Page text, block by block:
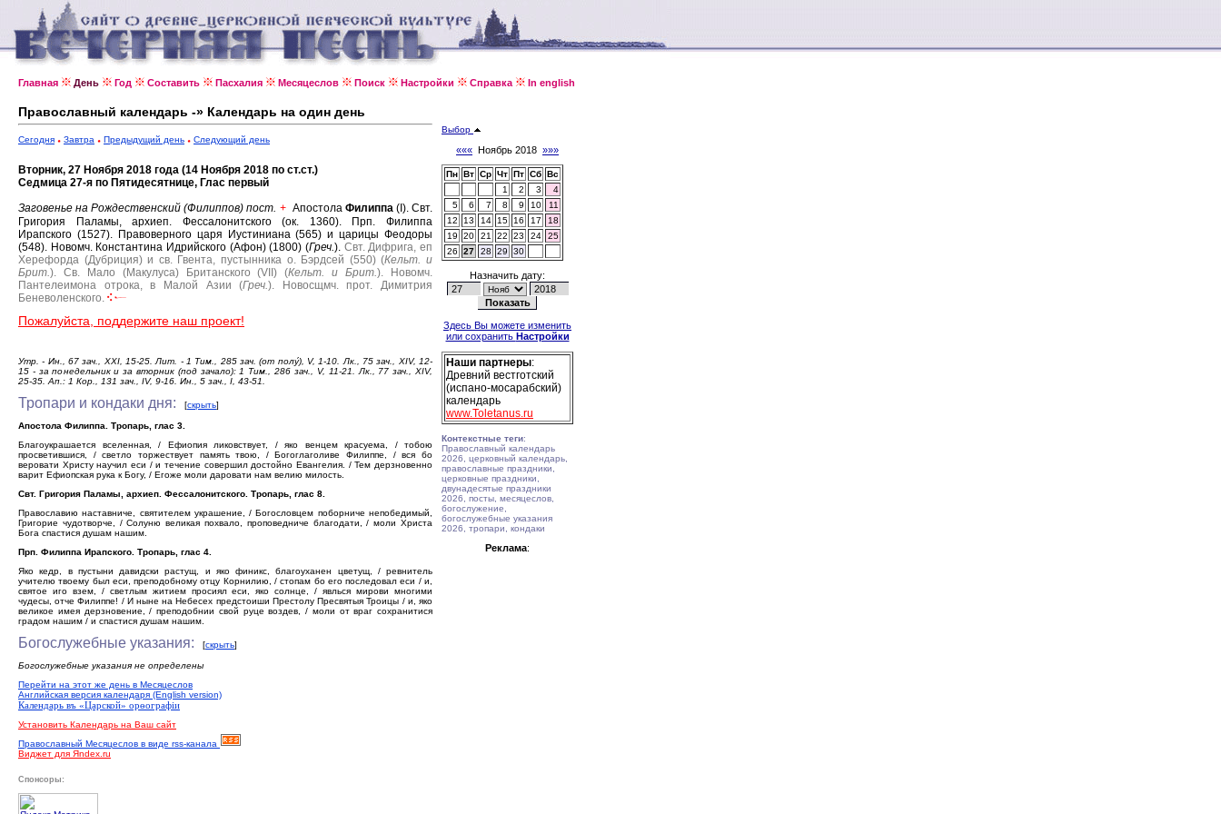
Главная День Год Составить Пасхалия Месяцеслов Поиск Настройки Справка In english
Православный календарь -» Календарь на один день
Сегодня Завтра Предыдущий день Следующий день
Вторник, 27 Ноября 2018 года (14 Ноября 2018 по ст.ст.)
Седмица 27-я по Пятидесятнице, Глас первый
Заговенье на Рождественский (Филиппов) пост. + Апостола Филиппа (I).Свт.
Григория Паламы, архиеп. Фессалонитского (ок. 1360).
Прп. Филиппа
Ирапского (1527). Правоверного царя Иустиниана (565) и царицы Феодоры
(548). Новомч. Константина Идрийского (Афон) (1800) (Греч.). Свт. Дифрига, еп
Херефорда (Дубриция) и св. Гвента, пустынника о. Бэрдсей (550) (Кельт. и
Брит.). Св. Мало (Макулуса) Британского (VII) (Кельт. и Брит.).
Новомч.
Пантелеимона отрока, в Малой Азии (Греч.).
Новосщмч. прот. Димитрия
Беневоленского.
Пожалуйста, поддержите наш проект!
Утр. - Ин., 67 зач., XXI, 15-25. Лит. - 1 Тим., 285 зач. (от полу́), V, 1-10. Лк., 75 зач., XIV, 12-
15 - за понедельник и за вторник (под зачало): 1 Тим., 286 зач., V, 11-21. Лк., 77 зач., XIV,
25-35. Ап.: 1 Кор., 131 зач., IV, 9-16. Ин., 5 зач., I, 43-51.
Тропари и кондаки дня: [скрыть]
Апостола Филиппа. Тропарь, глас 3.
Благоукрашается вселенная, / Ефиопия ликовствует, / яко венцем красуема, / тобою
просветившися, / светло торжествует память твою, / Богоглаголиве Филиппе, / вся бо
веровати Христу научил еси / и течение совершил достойно Евангелия. / Тем дерзновенно
варит Ефиопская рука к Богу, / Егоже моли даровати нам велию милость.
Свт. Григория Паламы, архиеп. Фессалонитского. Тропарь, глас 8.
Православию наставниче, святителем украшение, / Богословцем поборниче непобедимый,
Григорие чудотворче, / Солуню великая похвало, проповедниче благодати, / моли Христа
Бога спастися душам нашим.
Прп. Филиппа Ирапского. Тропарь, глас 4.
Яко кедр, в пустыни давидски растущ, и яко финикс, благоуханен цветущ, / ревнитель
учителю твоему был еси, преподобному отцу Корнилию, / стопам бо его последовал еси / и,
святое иго взем, / светлым житием просиял еси, яко солнце, / явлься мирови многими
чудесы, отче Филиппе! / И ныне на Небесех предстоиши Престолу Пресвятыя Троицы / и, яко
великое имея дерзновение, / преподобнии свой руце воздев, / моли от враг сохранитися
градом нашим / и спастися душам нашим.
Богослужебные указания: [скрыть]
Богослужебные указания не определены
Перейти на этот же день в Месяцеслов
Английская версия календаря (English version)
Календарь въ «Царской» орѳографiи
Установить Календарь на Ваш сайт
Православный Месяцеслов в виде rss-канала
Виджет для Яndex.ru
Выбор
««« Ноябрь 2018 »»»
Пн Вт Ср Чт Пт Сб Вс
1
2 3
4
5
6 7 8 9 10
11
12
13 14 15 16 17
18
19
20 21 22 23 24
25
26
27 28 29 30
Назначить дату:
Здесь Вы можете изменить
или сохранить Настройки
Наши партнеры:
Древний вестготский
(испано-мосарабский)
календарь
www.Toletanus.ru
Контекстные теги:
Православный календарь
2026, церковный календарь,
православные праздники,
церковные праздники,
двунадесятые праздники
2026, посты, месяцеслов,
богослужение,
богослужебные указания
2026, тропари, кондаки
Реклама:
Спонсоры: